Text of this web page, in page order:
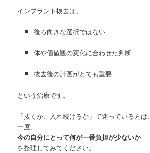
インプラント抜去は、
後ろ向きな選択ではない
体や価値観の変化に合わせた判断
抜去後の計画がとても重要
という治療です。
「抜くか、入れ続けるか」で迷っている方は、
一度、
今の自分にとって何が一番負担が少ないか
を整理してみてください。